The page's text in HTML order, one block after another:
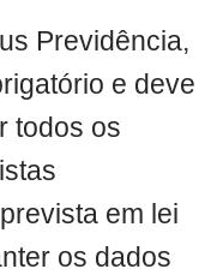
Previdência,
e deve
todos os
em lei
os dados